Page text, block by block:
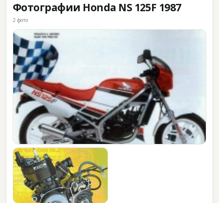
Фотографии Honda NS 125F 1987
2 фото